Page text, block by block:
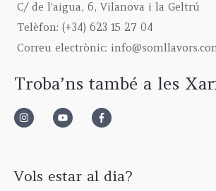
C/ de l'aigua, 6, Vilanova i la Geltrú
Telèfon: (+34) 623 15 27 04
Correu electrònic:
Troba’ns també a les
Vols estar al dia?